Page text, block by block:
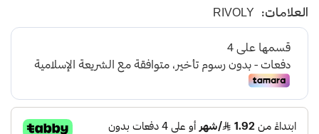
العلامات: RIVOLY